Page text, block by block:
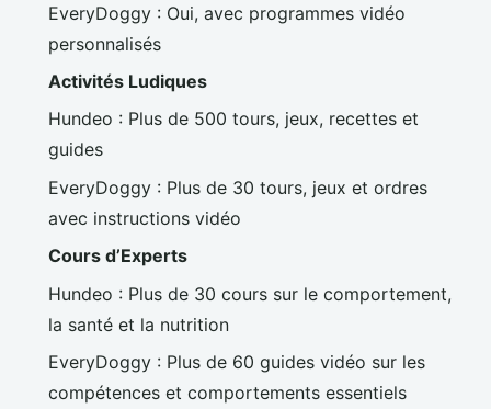
EveryDoggy : Oui, avec programmes vidéo
personnalisés
Activités Ludiques
Hundeo : Plus de 500 tours, jeux, recettes et
guides
EveryDoggy : Plus de 30 tours, jeux et ordres
avec instructions vidéo
Cours d’Experts
Hundeo : Plus de 30 cours sur le comportement,
la santé et la nutrition
EveryDoggy : Plus de 60 guides vidéo sur les
compétences et comportements essentiels